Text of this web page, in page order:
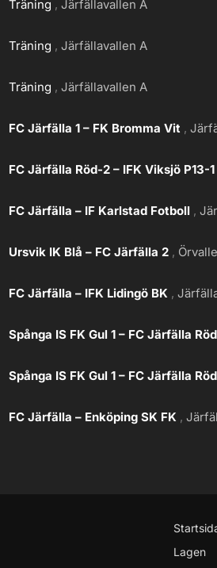
Träning Järfällavallen A
Träning Järfällavallen A
Träning Järfällavallen A
FC Järfälla 1 – FK Bromma Vit
FC Järfälla Röd-2 – IFK Viksjö P13-1
FC Järfälla – IF Karlstad Fotboll
Ursvik IK Blå – FC Järfälla 2
FC Järfälla – IFK Lidingö BK
Spånga IS FK Gul 1 – FC Järfälla
Spånga IS FK Gul 1 – FC Järfälla
FC Järfälla – Enköping SK FK
Lagen